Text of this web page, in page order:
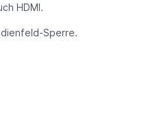
HDMI.
Sperre.